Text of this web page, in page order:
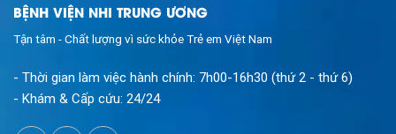
BỆNH VIỆN NHI TRUNG ƯƠNG
Tận tâm - Chất lượng vì sức khỏe Trẻ em Việt Nam
- Thời gian làm việc hành chính: 7h00-16h30 (thứ 2 - thứ 6)
- Khám & Cấp cứu: 24/24